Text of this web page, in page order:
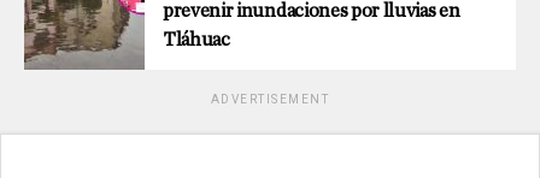
prevenir inundaciones por lluvias en
Tláhuac
ADVERTISEMENT